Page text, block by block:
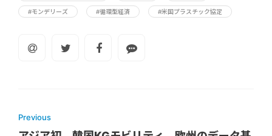
#モンデリーズ #循環型経済 #米国プラスチック協定
Previous